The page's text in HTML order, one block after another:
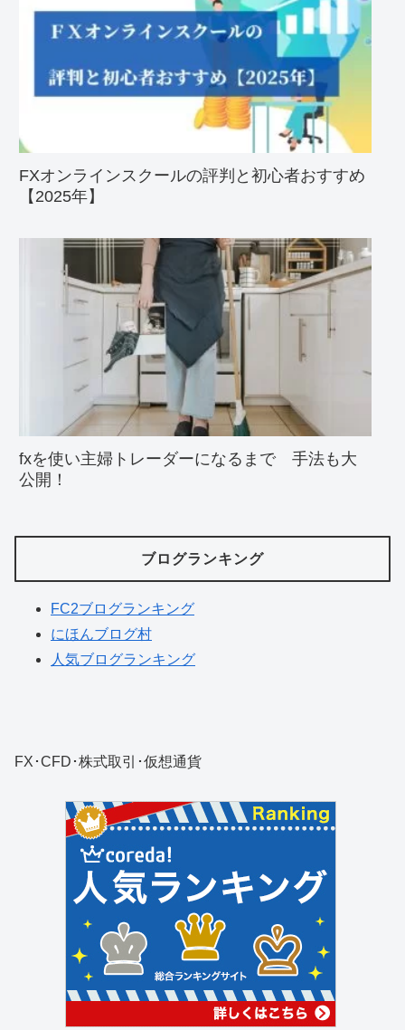
FXオンラインスクールの評判と初心者おすすめ
【2025年】
fxを使い主婦トレーダーになるまで 手法も大
公開！
ブログランキング
FC2ブログランキング
にほんブログ村
人気ブログランキング
FX･CFD･株式取引･仮想通貨